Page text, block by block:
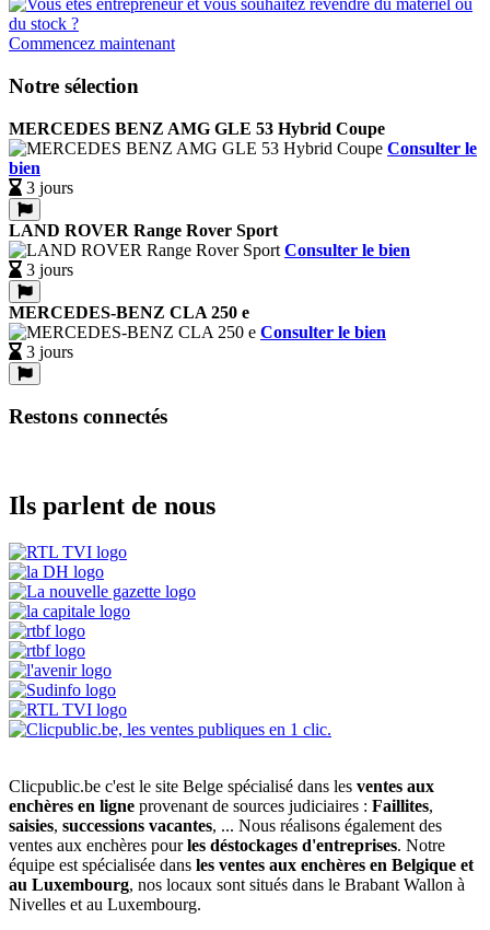
Commencez maintenant
Notre sélection
MERCEDES BENZ AMG GLE 53 Hybrid Coupe
Consulter le
bien
3 jours
LAND ROVER Range Rover Sport
Consulter le bien
3 jours
MERCEDES-BENZ CLA 250 e
Consulter le bien
3 jours
Restons connectés
Ils parlent de nous
Clicpublic.be c'est le site Belge spécialisé dans les ventes aux
enchères en ligne provenant de sources judiciaires : Faillites,
saisies, successions vacantes, ... Nous réalisons également des
ventes aux enchères pourles déstockages d'entreprises. Notre
équipe est spécialisée dans les ventes aux enchères en Belgique et
au Luxembourg, nos locaux sont situés dans le Brabant Wallon à
Nivelles et au Luxembourg.